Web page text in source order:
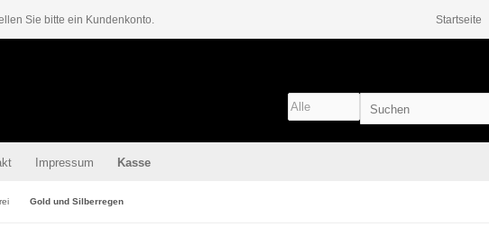
Sie bitte ein Kundenkonto. Startseite
Impressum Kasse
Gold und Silberregen